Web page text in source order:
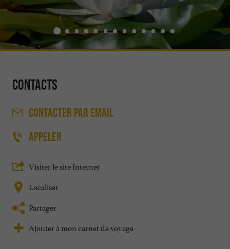
Contacts
CONTACTER PAR EMAIL
APPELER
Visiter le site Internet
Localiser
Partager
Ajouter à mon carnet de voyage